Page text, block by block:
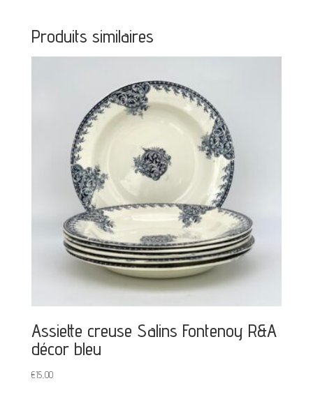
Produits similaires
Assiette creuse Salins Fontenoy R&A
décor bleu
€15,00